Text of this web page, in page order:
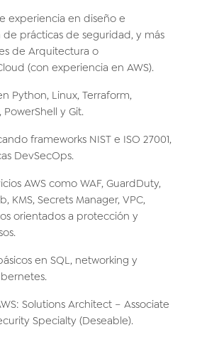
experiencia en diseño e
prácticas de seguridad, y más
de Arquitectura o
(con experiencia en AWS).
Python, Linux, Terraform,
y Git.
frameworks NIST e ISO 27001,
DevSecOps.
AWS como WAF, GuardDuty,
KMS, Secrets Manager, VPC,
orientados a protección y
en SQL, networking y
Solutions Architect – Associate
Specialty (Deseable).